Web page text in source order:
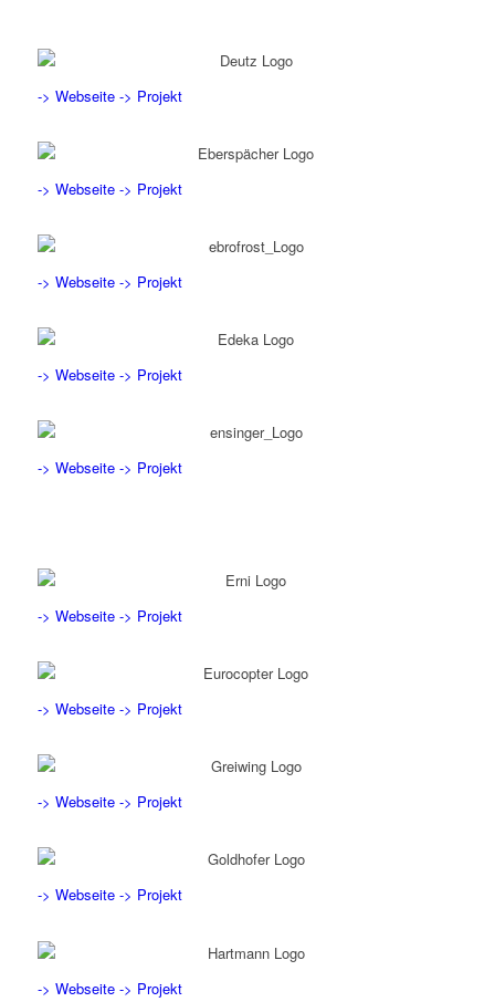
-> Webseite -> Projekt
-> Webseite -> Projekt
-> Webseite -> Projekt
-> Webseite -> Projekt
-> Webseite -> Projekt
-> Webseite -> Projekt
-> Webseite -> Projekt
-> Webseite -> Projekt
-> Webseite -> Projekt
-> Webseite -> Projekt